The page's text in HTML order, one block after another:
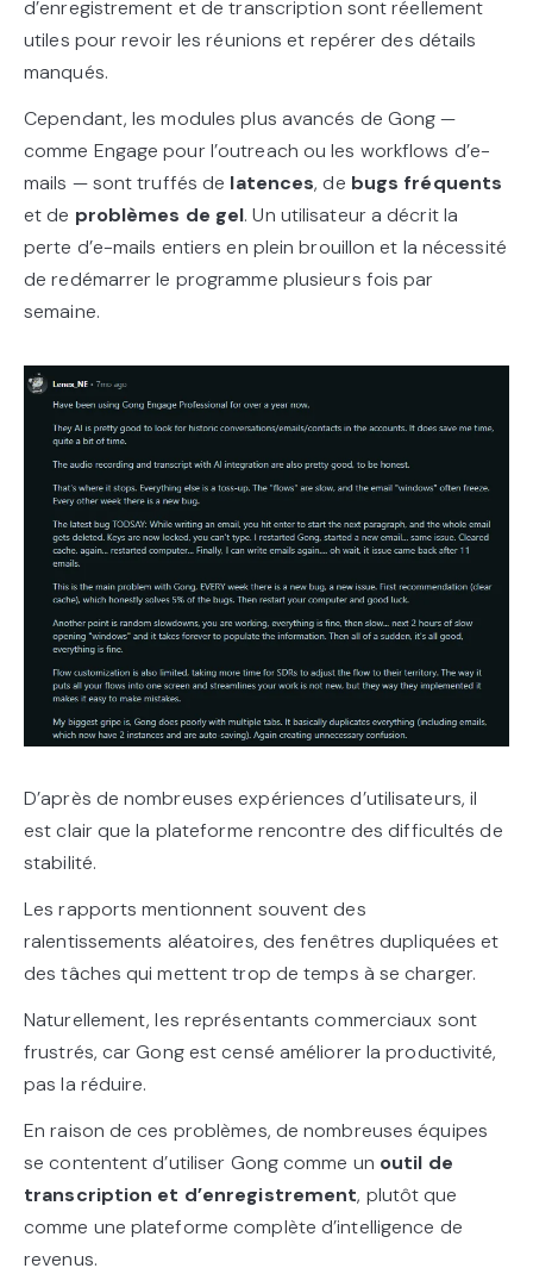
d’enregistrement et de transcription sont réellement
utiles pour revoir les réunions et repérer des détails
manqués.
Cependant, les modules plus avancés de Gong —
comme Engage pour l’outreach ou les workflows d’e-
mails — sont truffés de latences, de bugs fréquents
et de problèmes de gel. Un utilisateur a décrit la
perte d’e-mails entiers en plein brouillon et la nécessité
de redémarrer le programme plusieurs fois par
semaine.
D’après de nombreuses expériences d’utilisateurs, il
est clair que la plateforme rencontre des difficultés de
stabilité.
Les rapports mentionnent souvent des
ralentissements aléatoires, des fenêtres dupliquées et
des tâches qui mettent trop de temps à se charger.
Naturellement, les représentants commerciaux sont
frustrés, car Gong est censé améliorer la productivité,
pas la réduire.
En raison de ces problèmes, de nombreuses équipes
se contentent d’utiliser Gong comme un outil de
transcription et d’enregistrement, plutôt que
comme une plateforme complète d’intelligence de
revenus.